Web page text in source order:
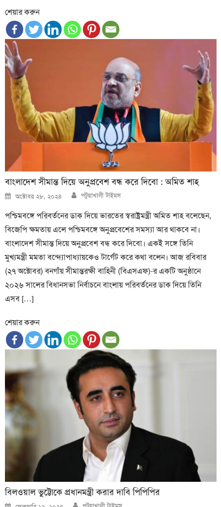
শেয়ার করুন
বাংলাদেশ সীমান্ত দিয়ে অনুপ্রবেশ বন্ধ করে দিবো : অমিত শাহ
Posted
on
অক্টোবর ২৮, ২০২৪ Author
পটুয়াখালী টাইমস
পশ্চিমবঙ্গে পরিবর্তনের ডাক দিয়ে ভারতের স্বরাষ্ট্রমন্ত্রী অমিত শাহ বলেছেন,
বিজেপি ক্ষমতায় এলে পশ্চিমবঙ্গে অনুপ্রবেশের সমস্যা আর থাকবে না।
বাংলাদেশ সীমান্ত দিয়ে অনুপ্রবেশ বন্ধ করে দিবো। একই সঙ্গে তিনি
মুখ্যমন্ত্রী মমতা বন্দ্যোপাধ্যায়কেও টার্গেট করে কথা বলেন। আজ রবিবার
(২৭ অক্টোবর) বনগাঁয় সীমান্তরক্ষী বাহিনী (বিএসএফ)-র একটি অনুষ্ঠানে
২০২৬ সালের বিধানসভা নির্বাচনে বাংলায় পরিবর্তনের ডাক দিয়ে তিনি
এসব […]
শেয়ার করুন
বিলওয়াল ভুট্টোকে প্রধানমন্ত্রী করার দাবি পিপিপির
Posted Author